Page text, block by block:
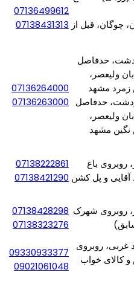
چوگان، قبل از
07136499612
07138431313
حدفاصل
ولیعصر،
قصردشت، حدفاصل
ولیعصر،
07136264000
07136263000
روبروی باغ
و پل کشن
07138222861
07138421290
روبروی شهرک 07138428298
07138323276
غربی، روبروی
و کالای خواب
09330933377
09021061048